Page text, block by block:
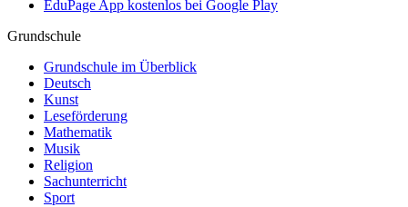
EduPage App kostenlos bei Google Play
Grundschule
Grundschule im Überblick
Deutsch
Kunst
Leseförderung
Mathematik
Musik
Religion
Sachunterricht
Sport